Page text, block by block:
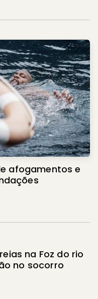
afogamentos e
na Foz do rio
no socorro